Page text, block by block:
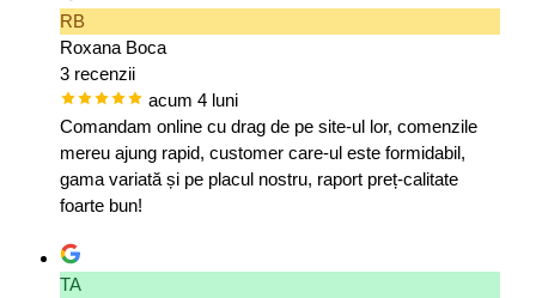
RB
Roxana Boca
3 recenzii
acum 4 luni
Comandam online cu drag de pe site-ul lor, comenzile
mereu ajung rapid, customer care-ul este formidabil,
gama variată și pe placul nostru, raport preț-calitate
foarte bun!
TA